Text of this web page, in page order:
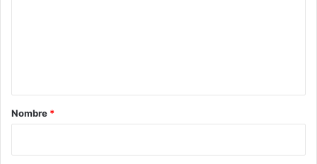
rNombre *